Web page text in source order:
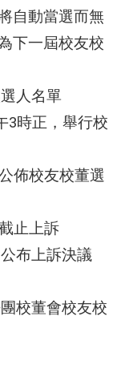
自動當選而無
下一屆校友校
人名單
3時正，舉行校
佈校友校董選
止上訴
布上訴決議
校董會校友校